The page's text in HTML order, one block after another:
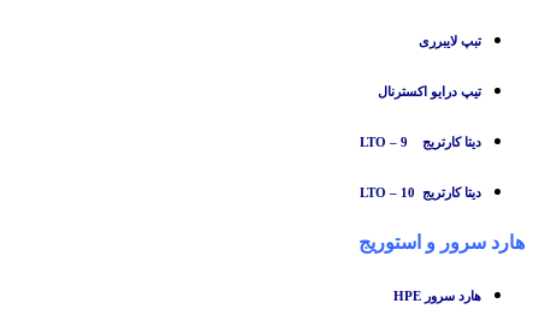
تبپ لایبرری
تیپ درایو اکسترنال
دیتا کارتریج LTO – 9
دیتا کارتریج LTO – 10
هارد سرور و استوریج
هارد سرور HPE